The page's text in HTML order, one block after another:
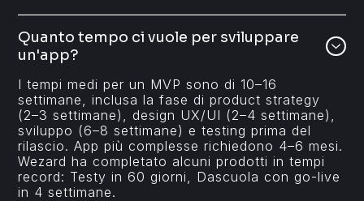
Quanto tempo ci vuole per sviluppare
un'app?
I tempi medi per un MVP sono di 10–16
settimane, inclusa la fase di product strategy
(2–3 settimane), design UX/UI (2–4 settimane),
sviluppo (6–8 settimane) e testing prima del
rilascio. App più complesse richiedono 4–6 mesi.
Wezard ha completato alcuni prodotti in tempi
record: Testy in 60 giorni, Dascuola con go-live
in 4 settimane.